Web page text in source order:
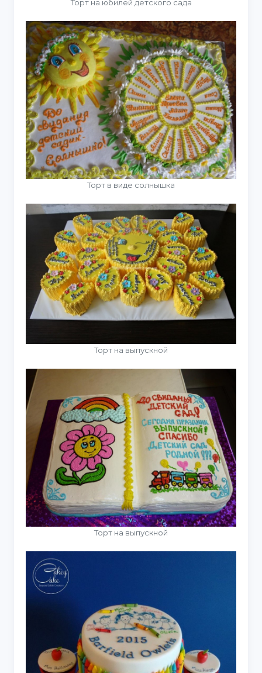
Торт на юбилей детского сада
Торт в виде солнышка
Торт на выпускной
Торт на выпускной